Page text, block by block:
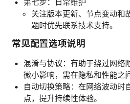
关注版本更新、节点变动和
题时优先联系技术支持。
常见配置选项说明
混淆与协议：有助于绕过网络
微小影响，需在隐私和性能之
自动切换策略：在网络波动时
点，提升持续性体验。